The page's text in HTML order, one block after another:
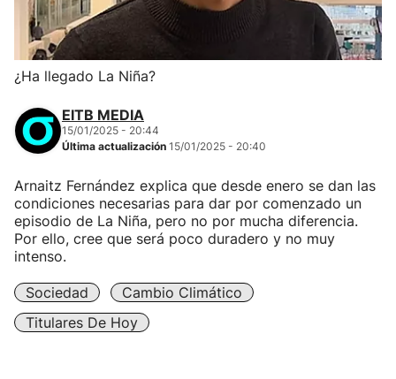
¿Ha llegado La Niña?
EITB MEDIA
15/01/2025 - 20:44
Última actualización 15/01/2025 - 20:40
Arnaitz Fernández explica que desde enero se dan las
condiciones necesarias para dar por comenzado un
episodio de La Niña, pero no por mucha diferencia.
Por ello, cree que será poco duradero y no muy
intenso.
Sociedad
Cambio Climático
Titulares De Hoy